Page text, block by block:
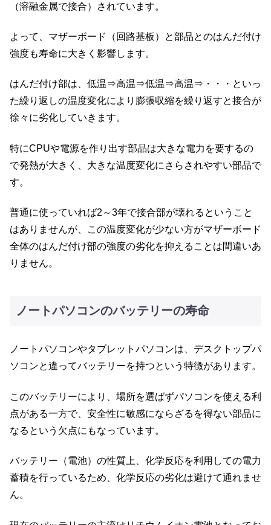
（溶融金属で接合）されています。
よって、マザーボード（回路基板）と部品とのはんだ付け
強度も寿命に大きく影響します。
はんだ付け部は、低温⇒高温⇒低温⇒高温⇒・・・といっ
た繰り返しの温度変化により膨張収縮を繰り返すと接合が
徐々に劣化していきます。
特にCPUや電源を作り出す部品は大きな電力を要するの
で発熱が大きく、大きな温度変化にさらされやすい部品で
す。
普通に使っていれば2～3年で接合部が壊れるということ
はありませんが、この温度変化が少ない方がマザーボード
全体のはんだ付け部の強度の劣化を抑えることは間違いあ
りません。
ノートパソコンのバッテリーの寿命
ノートパソコンやタブレットパソコンは、デスクトップパ
ソコンと違ってバッテリーを持つという特徴があります。
このバッテリーにより、場所を選ばずパソコンを使える利
点がある一方で、安全性に敏感にならざるを得ない部品に
なるという欠点にもなっています。
バッテリー（電池）の性質上、化学反応を利用しての電力
蓄積を行っているため、化学反応の劣化は避けて通れませ
ん。